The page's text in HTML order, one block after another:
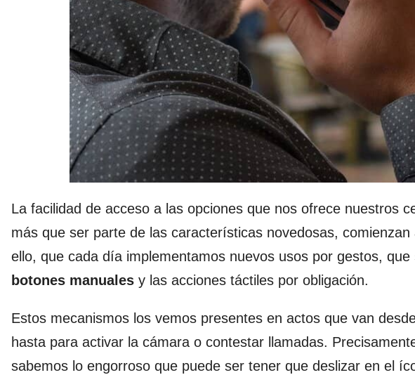
La facilidad de acceso a las opciones que nos ofrece nuestros
más que ser parte de las características novedosas,
ello, que cada día implementamos nuevos usos por gestos, que
botones manuales y las acciones táctiles por obligación.
Estos mecanismos los vemos presentes en actos que van
hasta para activar la cámara o contestar llamadas.
sabemos lo engorroso que puede ser tener que deslizar en el